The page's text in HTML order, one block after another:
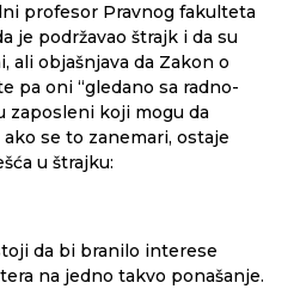
profesor Pravnog fakulteta
je podržavao štrajk i da su
objašnjava da Zakon o
pa oni “gledano sa radno-
zaposleni koji mogu da
ako se to zanemari, ostaje
u štrajku:
da bi branilo interese
na jedno takvo ponašanje.